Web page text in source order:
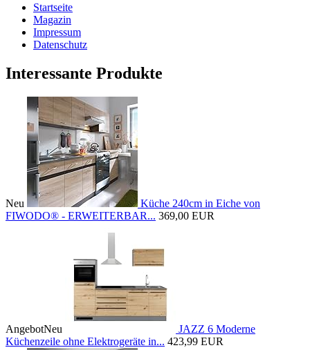
Startseite
Magazin
Impressum
Datenschutz
Interessante Produkte
Neu
Küche 240cm in Eiche von
FIWODO® - ERWEITERBAR... 369,00 EUR
AngebotNeu
JAZZ 6 Moderne
Küchenzeile ohne Elektrogeräte in... 423,99 EUR